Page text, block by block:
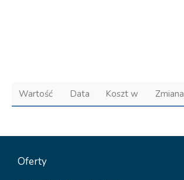
Wartość Data Koszt w Zmiana
Oferty